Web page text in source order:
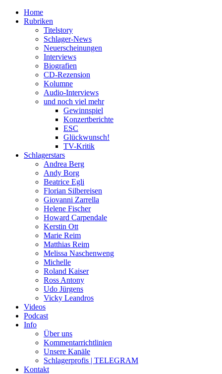
Home
Rubriken
Titelstory
Schlager-News
Neuerscheinungen
Interviews
Biografien
CD-Rezension
Kolumne
Audio-Interviews
und noch viel mehr
Gewinnspiel
Konzertberichte
ESC
Glückwunsch!
TV-Kritik
Schlagerstars
Andrea Berg
Andy Borg
Beatrice Egli
Florian Silbereisen
Giovanni Zarrella
Helene Fischer
Howard Carpendale
Kerstin Ott
Marie Reim
Matthias Reim
Melissa Naschenweng
Michelle
Roland Kaiser
Ross Antony
Udo Jürgens
Vicky Leandros
Videos
Podcast
Info
Über uns
Kommentarrichtlinien
Unsere Kanäle
Schlagerprofis | TELEGRAM
Kontakt